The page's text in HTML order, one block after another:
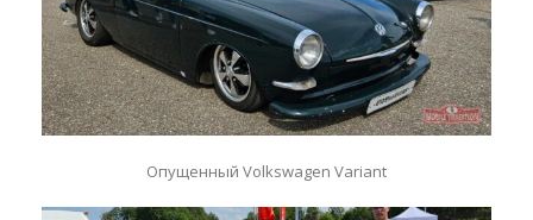
Опущенный Volkswagen Variant